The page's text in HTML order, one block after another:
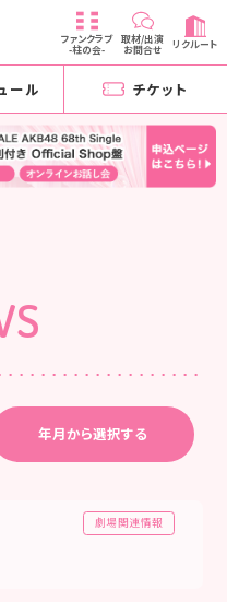
ファンクラブ
-柱の会-
取材/出演
お問合せ リクルート
ール チケット
年月から選択する
劇場関連情報